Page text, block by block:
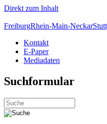
Direkt zum Inhalt
FreiburgRhein-Main-Neckar
Kontakt
E-Paper
Mediadaten
Suchformular